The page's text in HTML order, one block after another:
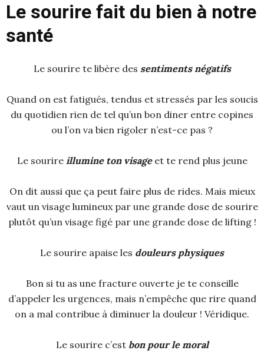
Le sourire fait du bien à notre
santé
Le sourire te libère des sentiments négatifs
Quand on est fatigués, tendus et stressés par les soucis
du quotidien rien de tel qu’un bon diner entre copines
ou l’on va bien rigoler n’est-ce pas ?
Le sourire illumine ton visageet te rend plus jeune
On dit aussi que ça peut faire plus de rides. Mais mieux
vaut un visage lumineux par une grande dose de sourire
plutôt qu’un visage figé par une grande dose de lifting !
Le sourire apaise les douleurs physiques
Bon si tu as une fracture ouverte je te conseille
d’appeler les urgences, mais n’empêche que rire quand
on a mal contribue à diminuer la douleur ! Véridique.
Le sourire c’est bon pour le moral